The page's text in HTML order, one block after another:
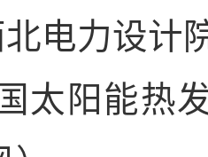
电力设计
太阳能热